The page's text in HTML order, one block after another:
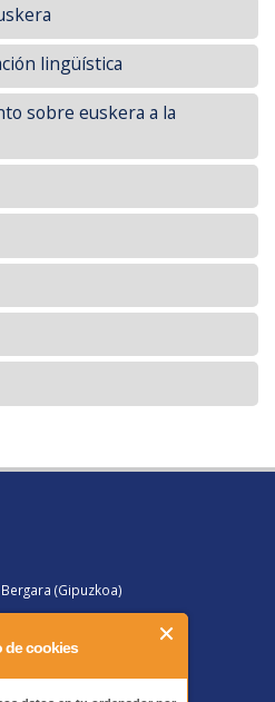
de cookies
lingüística
sobre euskera a la
(Gipuzkoa)
deituz gero